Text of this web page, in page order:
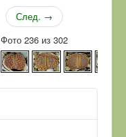
След. →
Фото 236 из 302